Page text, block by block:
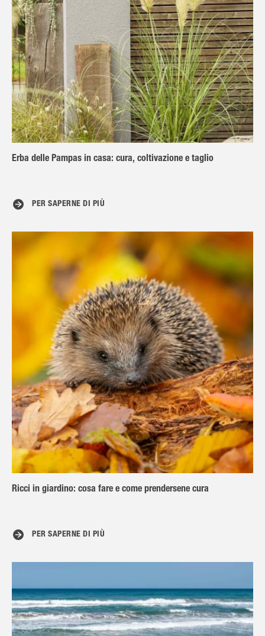
Erba delle Pampas in casa: cura, coltivazione e taglio
PER SAPERNE DI PIÙ
Ricci in giardino: cosa fare e come prendersene cura
PER SAPERNE DI PIÙ